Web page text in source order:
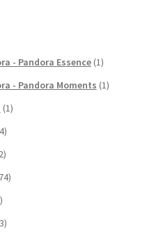
- Pandora Essence (1)
- Pandora Moments (1)
(1)